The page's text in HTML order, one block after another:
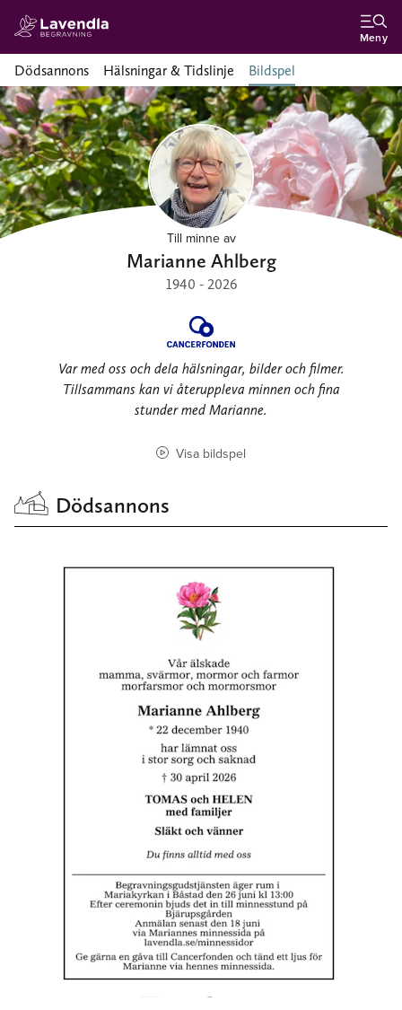
Meny
Dödsannons Hälsningar & Tidslinje Bildspel
Till minne av
Marianne Ahlberg
1940 - 2026
Var med oss och dela hälsningar, bilder och filmer.
Tillsammans kan vi återuppleva minnen och fina
stunder med Marianne.
Visa bildspel
Dödsannons